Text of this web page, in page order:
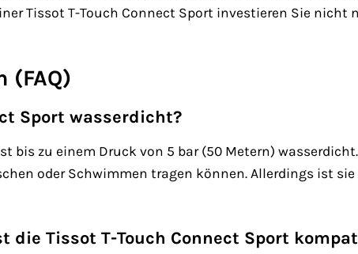
Tissot T-Touch Connect Sport investieren Sie nicht
(FAQ)
Sport wasserdicht?
bis zu einem Druck von 5 bar (50 Metern)
oder Schwimmen tragen können. Allerdings ist
die Tissot T-Touch Connect Sport